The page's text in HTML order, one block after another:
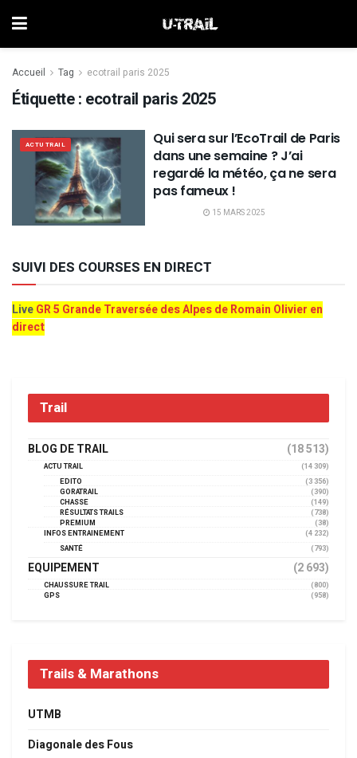
Accueil Tag ecotrail paris 2025
Étiquette : ecotrail paris 2025
ACTU TRAIL
Qui sera sur l’EcoTrail de Paris
dans une semaine ? J’ai
regardé la météo, ça ne sera
pas fameux !
15 MARS 2025
SUIVI DES COURSES EN DIRECT
LiveGR 5 Grande Traversée des Alpes de Romain Olivier en
direct
Trail
BLOG DE TRAIL (18 513)
ACTU TRAIL
(14 309)
EDITO
(3 356)
GORATRAIL
(390)
CHASSE
(149)
RÉSULTATS TRAILS
(738)
PREMIUM
(38)
INFOS ENTRAINEMENT
(4 232)
SANTÉ
(793)
EQUIPEMENT (2 693)
CHAUSSURE TRAIL
(800)
GPS
(958)
Trails & Marathons
UTMB
Diagonale des Fous